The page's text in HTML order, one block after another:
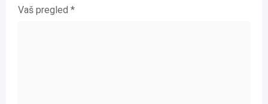
Vaš pregled *